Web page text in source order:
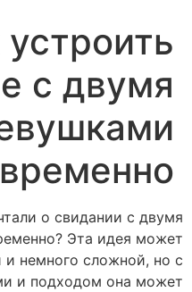
с двумя
о свидании с двумя
Эта идея может
и немного сложной, но с
и подходом она может